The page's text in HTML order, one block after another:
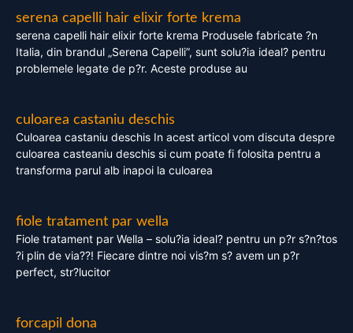
serena capelli hair elixir forte krema
serena capelli hair elixir forte krema Produsele fabricate ?n
Italia, din brandul „Serena Capelli”, sunt solu?ia ideal? pentru
problemele legate de p?r. Aceste produse au
culoarea castaniu deschis
Culoarea castaniu deschis In acest articol vom discuta despre
culoarea casteaniu deschis si cum poate fi folosita pentru a
transforma parul alb inapoi la culoarea
fiole tratament par wella
Fiole tratament par Wella – solu?ia ideal? pentru un p?r s?n?tos
?i plin de via??! Fiecare dintre noi vis?m s? avem un p?r
perfect, str?lucitor
forcapil dona